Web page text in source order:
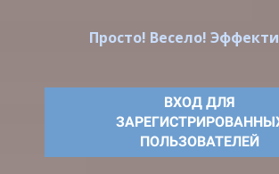
Просто! Весело!
ВХОД ДЛЯ
ПОЛЬЗОВАТЕЛЕЙ